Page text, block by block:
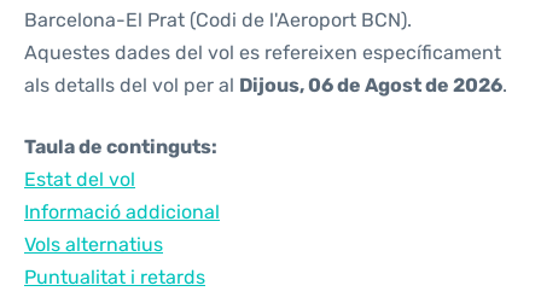
Barcelona-El Prat (Codi de l'Aeroport BCN).
Aquestes dades del vol es refereixen específicament
als detalls del vol per al Dijous, 06 de Agost de 2026.
Taula de continguts:
Estat del vol
Informació addicional
Vols alternatius
Puntualitat i retards